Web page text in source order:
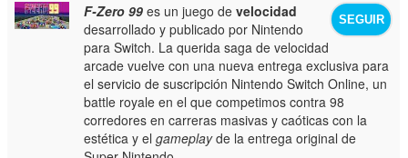
SEGUIR
F-Zero 99 es un juego develocidad
desarrollado y publicado por Nintendo
para Switch. La querida saga de velocidad
arcade vuelve con una nueva entrega exclusiva para
el servicio de suscripción Nintendo Switch Online, un
battle royale en el que competimos contra 98
corredores en carreras masivas y caóticas con la
estética y elgameplayde la entrega original de